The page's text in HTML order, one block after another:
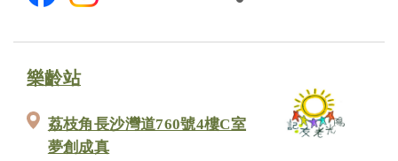
樂齡站
荔枝角長沙灣道760號4樓C室
夢創成真